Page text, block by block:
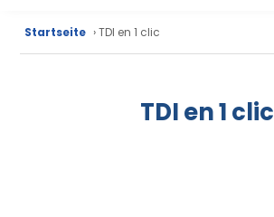
Startseite › TDI en 1 clic
TDI en 1 clic